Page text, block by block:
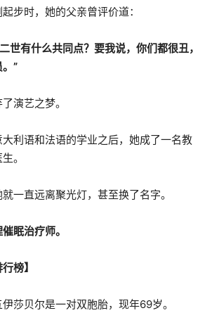
步时，她的父亲曾评价道：
世有什么共同点？要我说，你们都很丑，
”
演艺之梦。
利语和法语的学业之后，她成了一名教
。
一直远离聚光灯，甚至换了名字。
眠治疗师。
榜】
莎贝尔是一对双胞胎，现年69岁。